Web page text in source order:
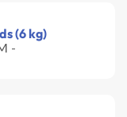
(6 kg)
-